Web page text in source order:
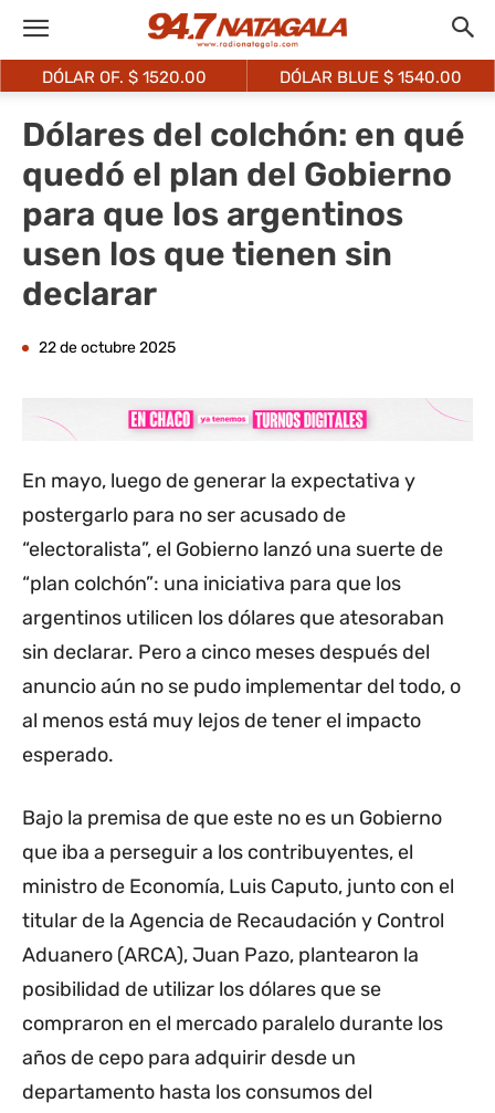
DÓLAR OF. $ 1520.00 DÓLAR BLUE $ 1540.00
Dólares del colchón: en qué
quedó el plan del Gobierno
para que los argentinos
usen los que tienen sin
declarar
22 de octubre 2025
En mayo, luego de generar la expectativa y
postergarlo para no ser acusado de
“electoralista”, el Gobierno lanzó una suerte de
“plan colchón”: una iniciativa para que los
argentinos utilicen los dólares que atesoraban
sin declarar. Pero a cinco meses después del
anuncio aún no se pudo implementar del todo, o
al menos está muy lejos de tener el impacto
esperado.
Bajo la premisa de que este no es un Gobierno
que iba a perseguir a los contribuyentes, el
ministro de Economía, Luis Caputo, junto con el
titular de la Agencia de Recaudación y Control
Aduanero (ARCA), Juan Pazo, plantearon la
posibilidad de utilizar los dólares que se
compraron en el mercado paralelo durante los
años de cepo para adquirir desde un
departamento hasta los consumos del